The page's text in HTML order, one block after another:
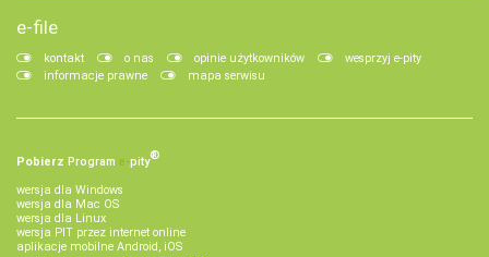
e-file
kontakt o nas opinie użytkowników
wesprzyj e-pity
informacje prawne
mapa serwisu
Pobierz Program e‑pity®
wersja dla Windows
wersja dla Mac OS
wersja dla Linux
wersja PIT przez internet online
aplikacje mobilne Android, iOS